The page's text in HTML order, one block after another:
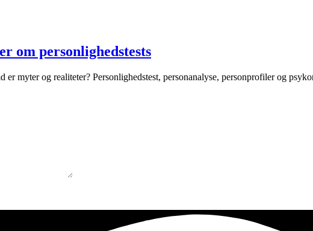
om personlighedstests
er myter og realiteter? Personlighedstest, personanalyse, personprofiler og